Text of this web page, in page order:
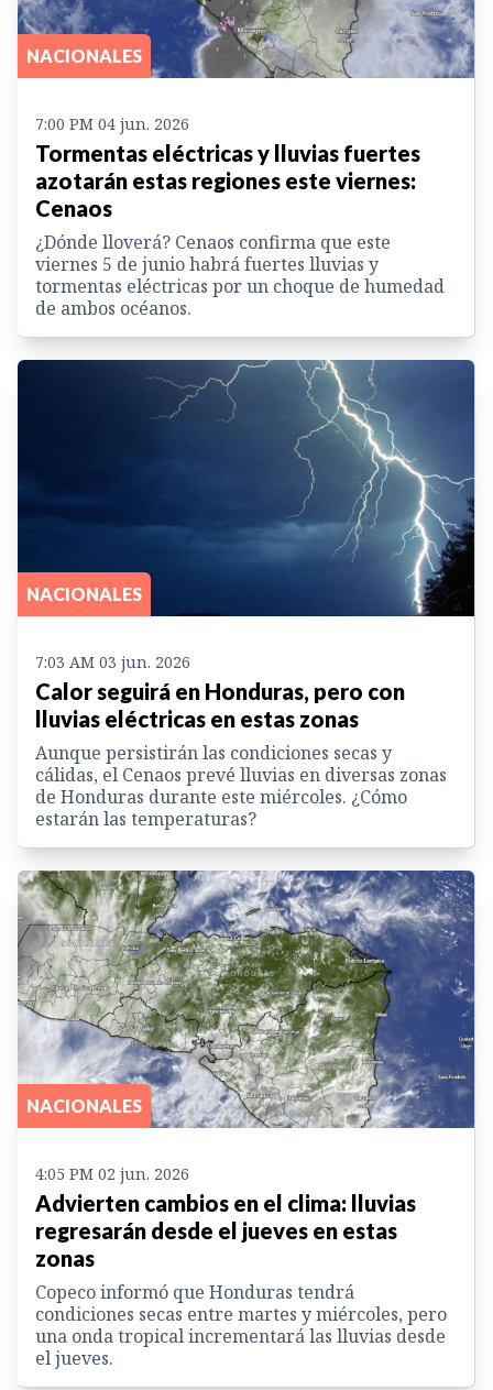
NACIONALES
7:00 PM 04 jun. 2026
Tormentas eléctricas y lluvias fuertes
azotarán estas regiones este viernes:
Cenaos
¿Dónde lloverá? Cenaos confirma que este
viernes 5 de junio habrá fuertes lluvias y
tormentas eléctricas por un choque de humedad
de ambos océanos.
NACIONALES
7:03 AM 03 jun. 2026
Calor seguirá en Honduras, pero con
lluvias eléctricas en estas zonas
Aunque persistirán las condiciones secas y
cálidas, el Cenaos prevé lluvias en diversas zonas
de Honduras durante este miércoles. ¿Cómo
estarán las temperaturas?
NACIONALES
4:05 PM 02 jun. 2026
Advierten cambios en el clima: lluvias
regresarán desde el jueves en estas
zonas
Copeco informó que Honduras tendrá
condiciones secas entre martes y miércoles, pero
una onda tropical incrementará las lluvias desde
el jueves.